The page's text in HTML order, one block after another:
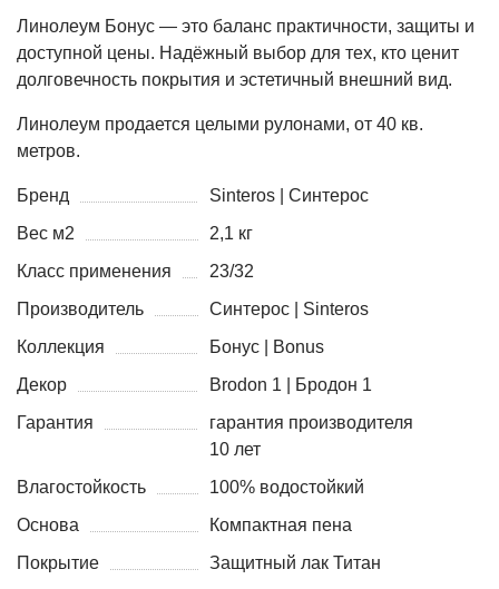
Линолеум Бонус — это баланс практичности, защиты и
доступной цены. Надёжный выбор для тех, кто ценит
долговечность покрытия и эстетичный внешний вид.
Линолеум продается целыми рулонами, от 40 кв.
метров.
Бренд
Sinteros | Синтерос
Вес м2
2,1 кг
Класс применения
23/32
Производитель
Синтерос | Sinteros
Коллекция
Бонус | Bonus
Декор
Brodon 1 | Бродон 1
Гарантия
гарантия производителя
10 лет
Влагостойкость
100% водостойкий
Основа
Компактная пена
Покрытие
Защитный лак Титан